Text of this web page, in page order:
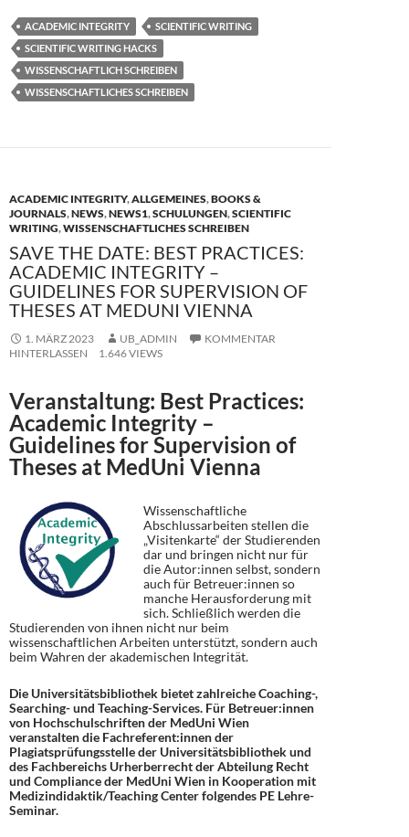
e
b
o
o
to
d
o
n
ail le
n
ACADEMIC INTEGRITY
SCIENTIFIC WRITING
SCIENTIFIC WRITING HACKS
WISSENSCHAFTLICH SCHREIBEN
WISSENSCHAFTLICHES SCHREIBEN
ACADEMIC INTEGRITY,ALLGEMEINES,BOOKS &
JOURNALS,NEWS,NEWS1,SCHULUNGEN,SCIENTIFIC
WRITING,WISSENSCHAFTLICHES SCHREIBEN
SAVE THE DATE: BEST PRACTICES:
ACADEMIC INTEGRITY –
GUIDELINES FOR SUPERVISION OF
THESES AT MEDUNI VIENNA
1. MÄRZ 2023 UB_ADMIN
KOMMENTAR
HINTERLASSEN
1.646 VIEWS
Veranstaltung: Best Practices:
Academic Integrity –
Guidelines for Supervision of
Theses at MedUni Vienna
Wissenschaftliche
Abschlussarbeiten stellen die
„Visitenkarte“ der Studierenden
dar und bringen nicht nur für
die Autor:innen selbst, sondern
auch für Betreuer:innen so
manche Herausforderung mit
sich. Schließlich werden die
Studierenden von ihnen nicht nur beim
wissenschaftlichen Arbeiten unterstützt, sondern auch
beim Wahren der akademischen Integrität.
Die Universitätsbibliothek bietet zahlreiche Coaching-,
Searching- und Teaching-Services. Für Betreuer:innen
von Hochschulschriften der MedUni Wien
veranstalten die Fachreferent:innen der
Plagiatsprüfungsstelle der Universitätsbibliothek und
des Fachbereichs Urherberrecht der Abteilung Recht
und Compliance der MedUni Wien in Kooperation mit
Medizindidaktik/Teaching Center folgendes PE Lehre-
Seminar.